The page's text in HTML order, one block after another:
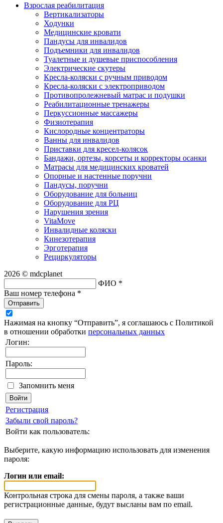
Взрослая реабилитация
Вертикализаторы
Ходунки
Медицинские кровати
Пандусы для инвалидов
Подъемники для инвалидов
Туалетные и душевые приспособления
Электрические скутеры
Кресла-коляски с ручным приводом
Кресла-коляски с электроприводом
Противопролежневый матрас и подушки
Реабилитационные тренажеры
Перкуссионные массажеры
Физиотерапия
Кислородные концентраторы
Ванны для инвалидов
Приставки для кресел-колясок
Бандажи, ортезы, корсеты и корректоры осанки
Матрасы для медицинских кроватей
Опорные и настенные поручни
Пандусы, поручни
Оборудование для больниц
Оборудование для РЦ
Нарушения зрения
VitaMove
Инвалидные коляски
Кинезотерапия
Эрготерапия
Рециркуляторы
2026 © mdcplanet
ФИО *
Ваш номер телефона *
Отправить
Нажимая на кнопку “Отправить”, я соглашаюсь с Политикой
в отношении обработки персональных данных
Логин:
Пароль:
Запомнить меня
Регистрация
Забыли свой пароль?
Войти как пользователь:
Выберите, какую информацию использовать для изменения
пароля:
Логин или email:
Контрольная строка для смены пароля, а также ваши
регистрационные данные, будут высланы вам по email.